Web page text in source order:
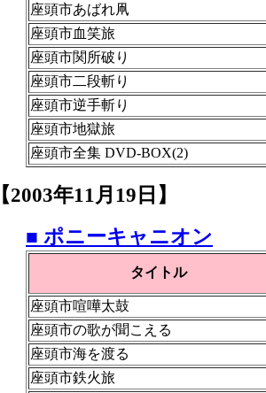
座頭市あばれ凧
座頭市血笑旅
座頭市関所破り
座頭市二段斬り
座頭市逆手斬り
座頭市地獄旅
座頭市全集 DVD-BOX(2)
【2003年11月19日】
■ ポニーキャニオン
タイトル
座頭市喧嘩太鼓
座頭市の歌が聞こえる
座頭市海を渡る
座頭市鉄火旅